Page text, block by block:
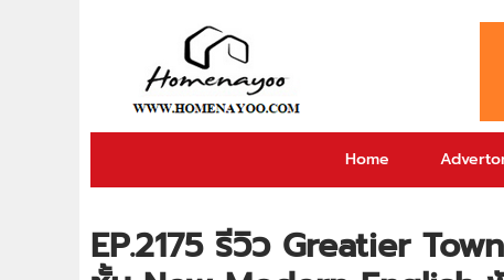
Home
EP.2175 รีวิว Greatier